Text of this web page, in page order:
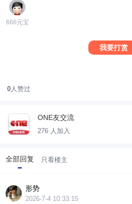
666元宝
我要打赏
0 人赞过
ONE友交流
276 人加入
全部回复 只看楼主
形势
2026-7-4 10:33:15